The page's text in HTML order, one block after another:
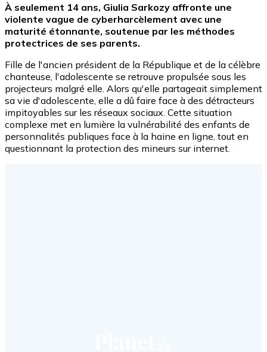
À seulement 14 ans, Giulia Sarkozy affronte une
violente vague de cyberharcèlement avec une
maturité étonnante, soutenue par les méthodes
protectrices de ses parents.
Fille de l'ancien président de la République et de la célèbre
chanteuse, l'adolescente se retrouve propulsée sous les
projecteurs malgré elle. Alors qu'elle partageait simplement
sa vie d'adolescente, elle a dû faire face à des détracteurs
impitoyables sur les réseaux sociaux. Cette situation
complexe met en lumière la vulnérabilité des enfants de
personnalités publiques face à la haine en ligne, tout en
questionnant la protection des mineurs sur internet.